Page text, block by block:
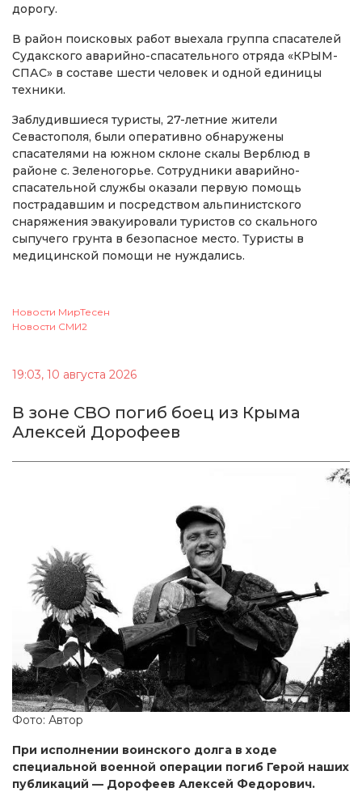
дорогу.
В район поисковых работ выехала группа спасателей
Судакского аварийно-спасательного отряда «КРЫМ-
СПАС» в составе шести человек и одной единицы
техники.
Заблудившиеся туристы, 27-летние жители
Севастополя, были оперативно обнаружены
спасателями на южном склоне скалы Верблюд в
районе с. Зеленогорье. Сотрудники аварийно-
спасательной службы оказали первую помощь
пострадавшим и посредством альпинистского
снаряжения эвакуировали туристов со скального
сыпучего грунта в безопасное место. Туристы в
медицинской помощи не нуждались.
Новости МирТесен
Новости СМИ2
19:03, 10 августа 2026
В зоне СВО погиб боец из Крыма
Алексей Дорофеев
Фото: Автор
При исполнении воинского долга в ходе
специальной военной операции погиб Герой наших
публикаций — Дорофеев Алексей Федорович.